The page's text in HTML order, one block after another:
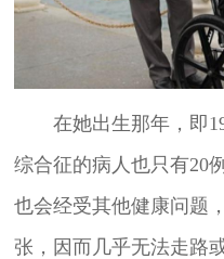
在她出生那年，即
综合征的病人也只有20
也会经受其他健康问题
张，因而几乎无法走路